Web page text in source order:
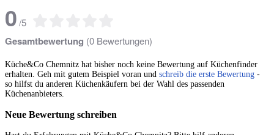
0/5
Gesamtbewertung (0 Bewertungen)
Küche&Co Chemnitz hat bisher noch keine Bewertung auf Küchenfinder
erhalten. Geh mit gutem Beispiel voran und schreib die erste Bewertung -
so hilfst du anderen Küchenkäufern bei der Wahl des passenden
Küchenanbieters.
Neue Bewertung schreiben